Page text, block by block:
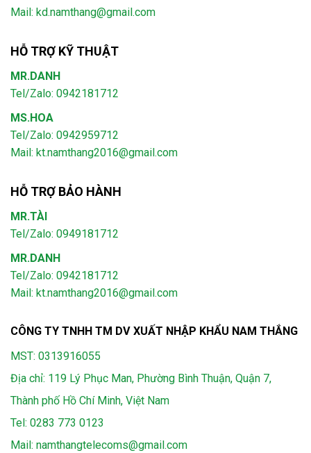
Mail: kd.namthang@gmail.com
HỖ TRỢ KỸ THUẬT
MR.DANH
Tel/Zalo: 0942181712
MS.HOA
Tel/Zalo: 0942959712
Mail: kt.namthang2016@gmail.com
HỖ TRỢ BẢO HÀNH
MR.TÀI
Tel/Zalo: 0949181712
MR.DANH
Tel/Zalo: 0942181712
Mail: kt.namthang2016@gmail.com
CÔNG TY TNHH TM DV XUẤT NHẬP KHẨU NAM THẮNG
MST: 0313916055
Địa chỉ: 119 Lý Phục Man, Phường Bình Thuận, Quận 7,
Thành phố Hồ Chí Minh, Việt Nam
Tel: 0283 773 0123
Mail: namthangtelecoms@gmail.com